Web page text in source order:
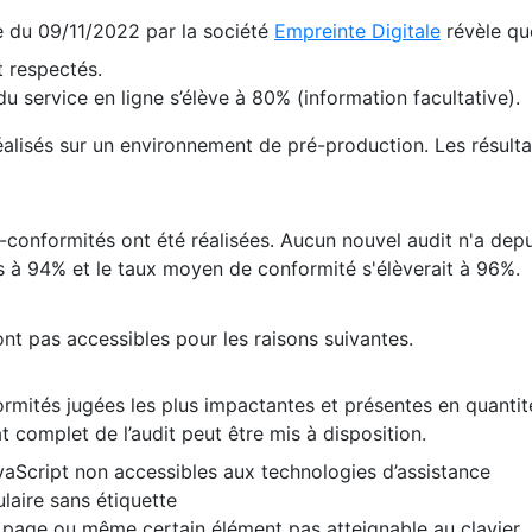
du 09/11/2022 par la société Empreinte Digitale révèle
respectés.
service en ligne s’élève à 80% (information facultative).
sur un environnement de pré-production. Les
ont été réalisées. Aucun nouvel audit n'a
à 94% et le taux moyen de conformité s'élèverait à 96%.
pas accessibles pour les raisons suivantes.
jugées les plus impactantes et présentes en
complet de l’audit peut être mis à disposition.
non accessibles aux technologies d’assistance
sans étiquette